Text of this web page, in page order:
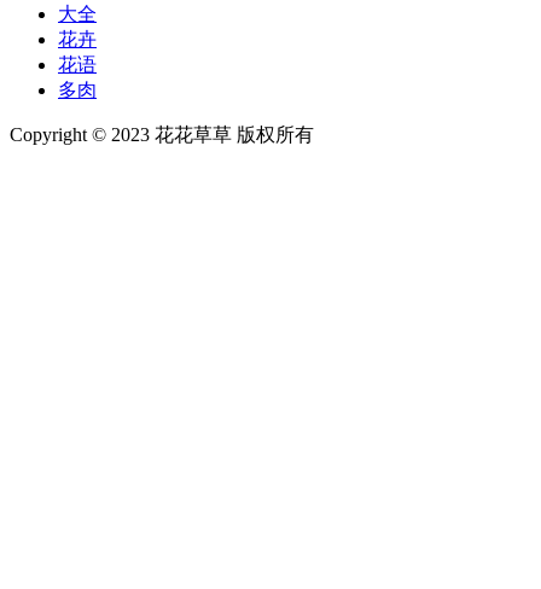
大全
花卉
花语
多肉
Copyright © 2023 花花草草 版权所有